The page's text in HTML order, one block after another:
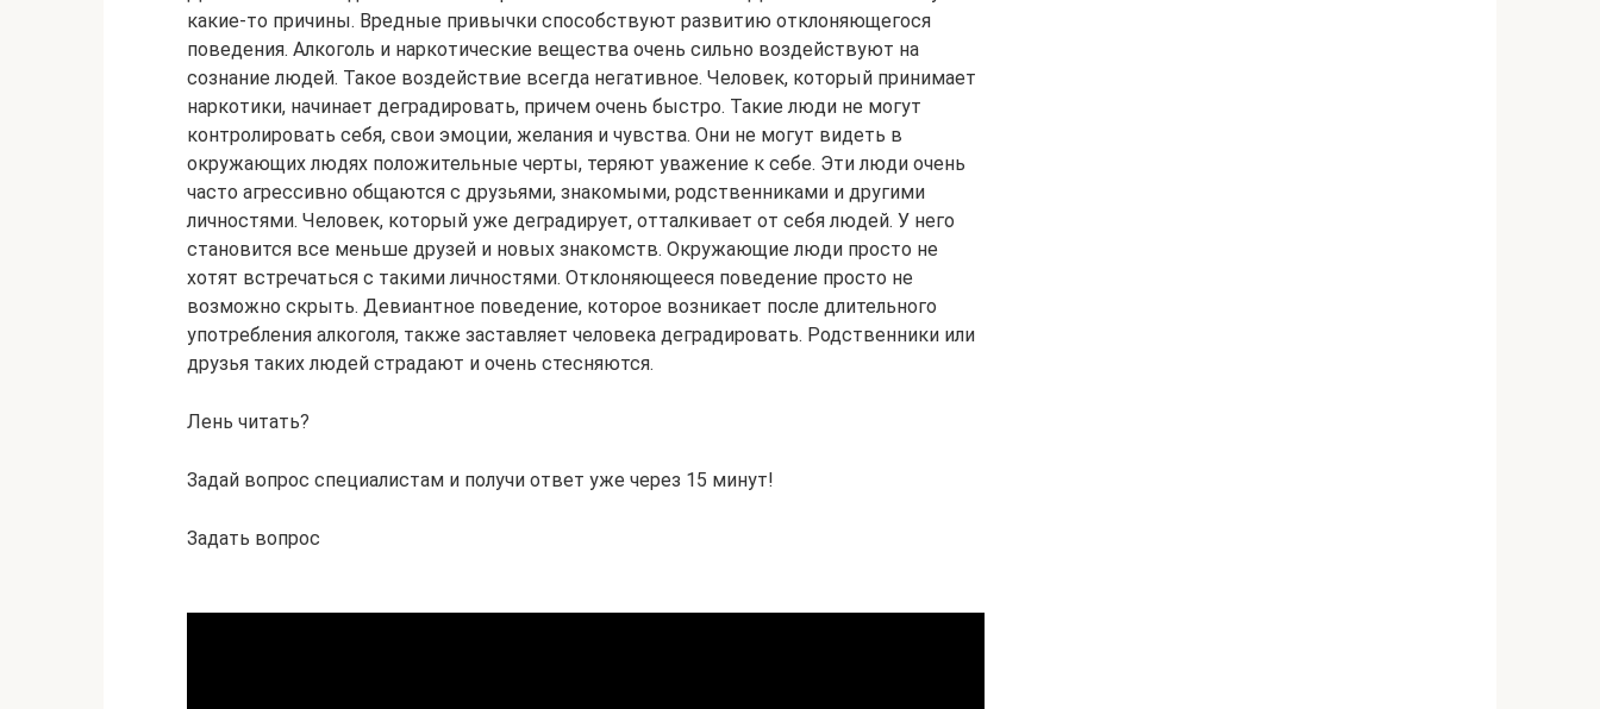
какие-то причины. Вредные привычки способствуют развитию отклоняющегося
поведения. Алкоголь и наркотические вещества очень сильно воздействуют на
сознание людей. Такое воздействие всегда негативное. Человек, который принимает
наркотики, начинает деградировать, причем очень быстро. Такие люди не могут
контролировать себя, свои эмоции, желания и чувства. Они не могут видеть в
окружающих людях положительные черты, теряют уважение к себе. Эти люди очень
часто агрессивно общаются с друзьями, знакомыми, родственниками и другими
личностями. Человек, который уже деградирует, отталкивает от себя людей. У него
становится все меньше друзей и новых знакомств. Окружающие люди просто не
хотят встречаться с такими личностями. Отклоняющееся поведение просто не
возможно скрыть. Девиантное поведение, которое возникает после длительного
употребления алкоголя, также заставляет человека деградировать. Родственники или
друзья таких людей страдают и очень стесняются.
Лень читать?
Задай вопрос специалистам и получи ответ уже через 15 минут!
Задать вопрос